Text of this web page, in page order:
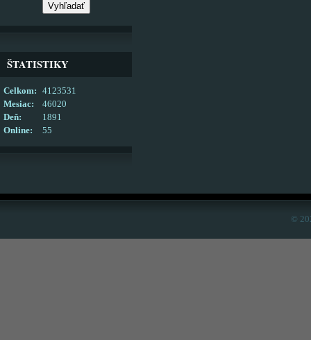
ŠTATISTIKY
Online: 55
Celkom:
4123531
Mesiac:
46020
Deň:
1891
©